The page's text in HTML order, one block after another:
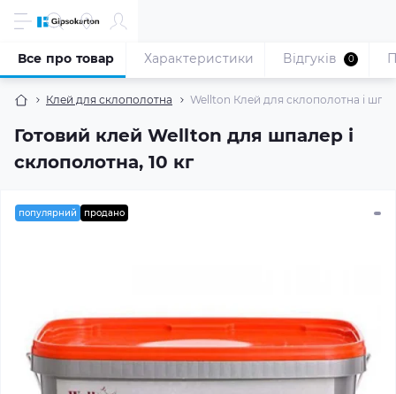
Клей для склополотна Wellton Клей для склополотна і
Готовий клей Wellton для шпалер і
склополотна, 10 кг
Все про товар Характеристики Відгуків 0
популярний продано